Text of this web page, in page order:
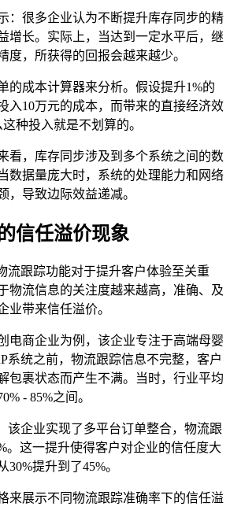
：很多企业认为不断提升库存同步的精
增长。实际上，当达到一定水平后，继
度，所获得的回报会越来越少。
的成本计算器来分析。假设提升1%的
入10万元的成本，而带来的直接经济效
种投入就是不划算的。
看，库存同步涉及到多个系统之间的数
数据量庞大时，系统的处理能力和网络
，导致边际效益递减。
信任溢价现象
流跟踪功能对于提升客户体验至关重
物流信息的关注度越来越高，准确、及
业带来信任溢价。
电商企业为例，该企业专注于高端母婴
系统之前，物流跟踪信息不完整，客户
包裹状态而产生不满。当时，行业平均
- 85%之间。
该企业实现了多平台订单整合，物流跟
。这一提升使得客户对企业的信任度大
提升到了45%。
来展示不同物流跟踪准确率下的信任溢